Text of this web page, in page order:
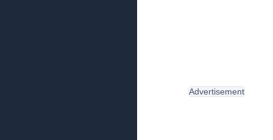
Advertisement